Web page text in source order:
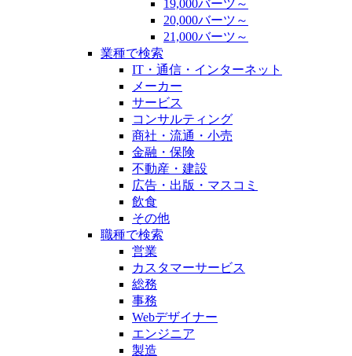
19,000バーツ～
20,000バーツ～
21,000バーツ～
業種で検索
IT・通信・インターネット
メーカー
サービス
コンサルティング
商社・流通・小売
金融・保険
不動産・建設
広告・出版・マスコミ
飲食
その他
職種で検索
営業
カスタマーサービス
総務
事務
Webデザイナー
エンジニア
製造